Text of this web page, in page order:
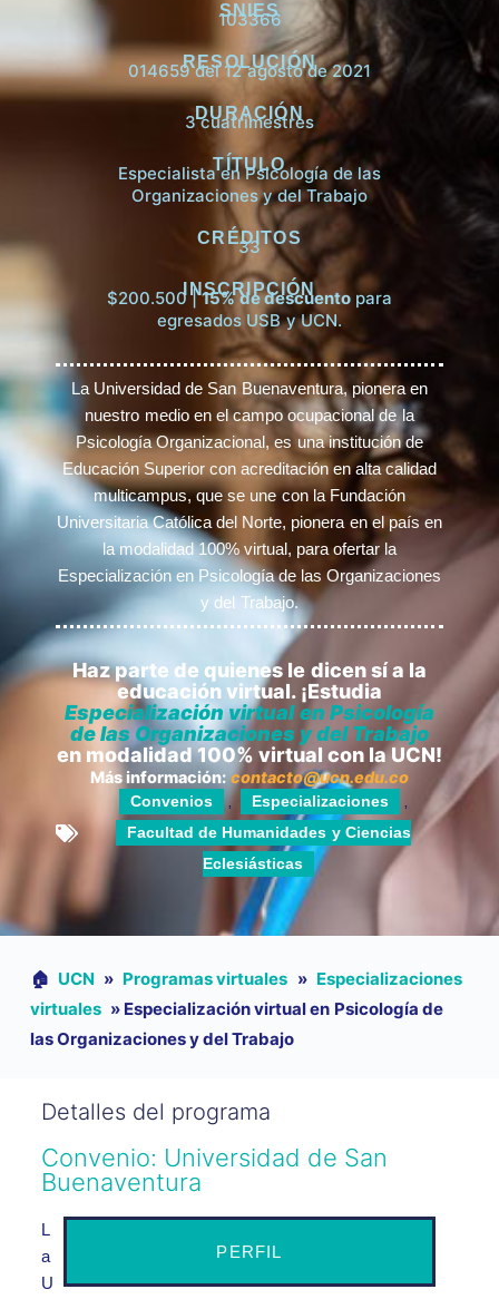
SNIES
103366
RESOLUCIÓN
014659 del 12 agosto de 2021
DURACIÓN
3 cuatrimestres
TÍTULO
Especialista en Psicología de las
Organizaciones y del Trabajo
CRÉDITOS
33
INSCRIPCIÓN
$200.500 |15% de descuentopara
egresados USB y UCN.
La Universidad de San Buenaventura, pionera en
nuestro medio en el campo ocupacional de la
Psicología Organizacional, es una institución de
Educación Superior con acreditación en alta calidad
multicampus, que se une con la Fundación
Universitaria Católica del Norte, pionera en el país en
la modalidad 100% virtual, para ofertar la
Especialización en Psicología de las Organizaciones
y del Trabajo.
Haz parte de quienes le dicen sí a la
educación virtual. ¡Estudia
Especialización virtual en Psicología
de las Organizaciones y del Trabajo
en modalidad 100% virtual con la UCN!
Más información: contacto@ucn.edu.co
Convenios , Especializaciones
Facultad de Humanidades y Ciencias
Eclesiásticas
🏠︎ UCN » Programas virtuales » Especializaciones
virtuales » Especialización virtual en Psicología de
las Organizaciones y del Trabajo
Detalles del programa
Convenio: Universidad de San
Buenaventura
PERFIL
L
a
U